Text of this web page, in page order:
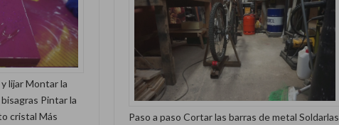
lijar Montar la
Pintar la
cristal Más
Paso a paso Cortar las barras de metal Soldarlas